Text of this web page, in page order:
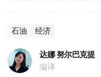
石油 经济
达娜 努尔巴克提
编译